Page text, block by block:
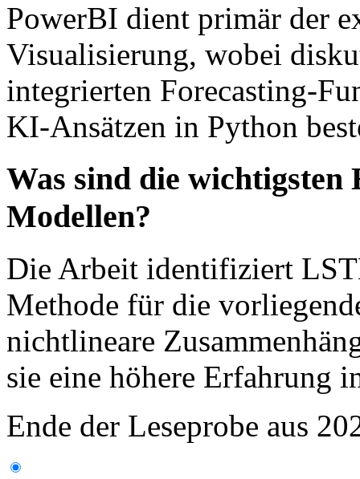
PowerBI dient primär der
Visualisierung, wobei
integrierten Forecasting-
KI-Ansätzen in Python
Was sind die
Modellen?
Die Arbeit identifiziert
Methode für die
nichtlineare
sie eine höhere Erfahrung
Ende der Leseprobe aus